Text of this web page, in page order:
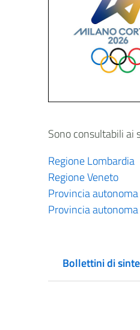
Sono consultabili ai
Regione Lombardia
Regione Veneto
Provincia
Provincia
Bollettini di